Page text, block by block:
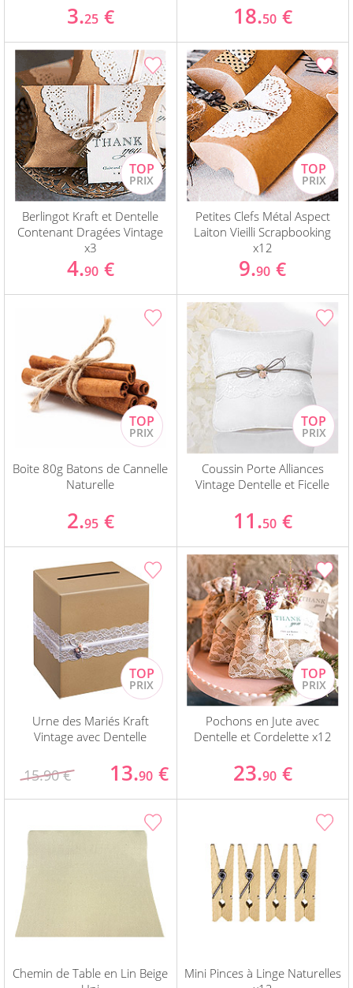
3.25 € 18.50 €
Berlingot Kraft et Dentelle
Contenant Dragées Vintage
x3
4.90 €
Petites Clefs Métal Aspect
Laiton Vieilli Scrapbooking
x12
9.90 €
Boite 80g Batons de Cannelle
Naturelle
2.95 €
Coussin Porte Alliances
Vintage Dentelle et Ficelle
11.50 €
Urne des Mariés Kraft
Vintage avec Dentelle
15.90 € 13.90 €
Pochons en Jute avec
Dentelle et Cordelette x12
23.90 €
Chemin de Table en Lin Beige
Mini Pinces à Linge Naturelles